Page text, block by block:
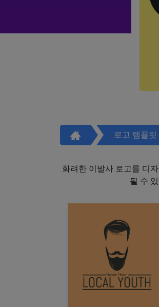
로고 템플릿
화려한 이발사 로고를 디
될 수